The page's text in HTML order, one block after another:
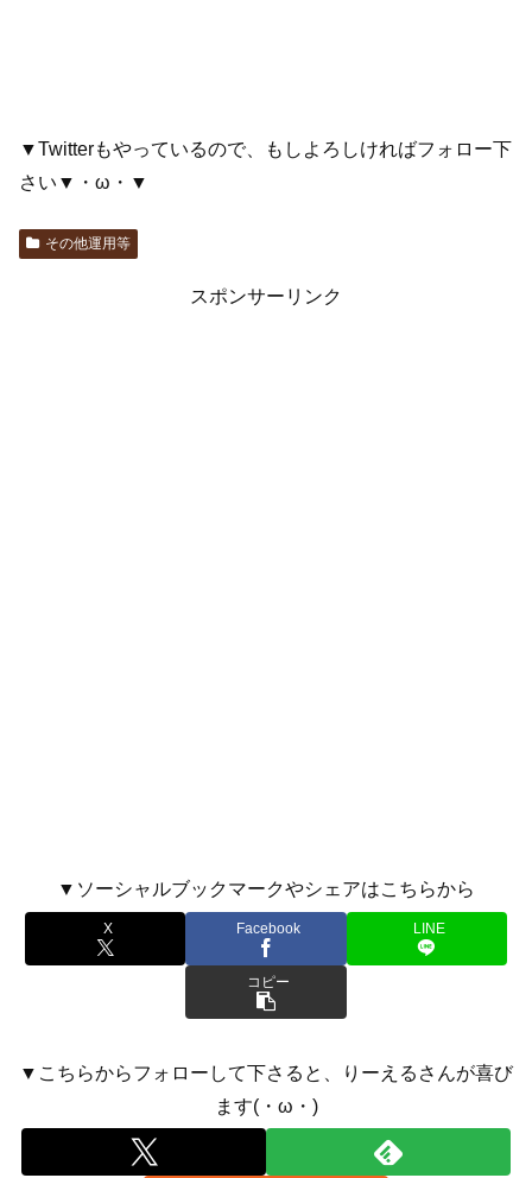
▼Twitterもやっているので、もしよろしければフォロー下
さい▼・ω・▼
その他運用等
スポンサーリンク
▼ソーシャルブックマークやシェアはこちらから
X Facebook LINE
コピー
▼こちらからフォローして下さると、りーえるさんが喜び
ます(・ω・)